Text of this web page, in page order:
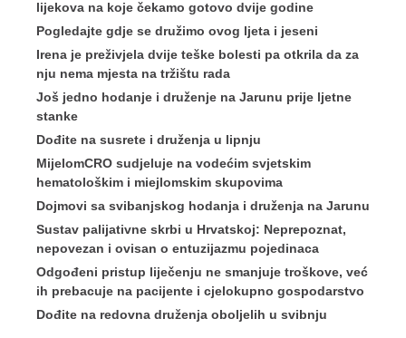
lijekova na koje čekamo gotovo dvije godine
Pogledajte gdje se družimo ovog ljeta i jeseni
Irena je preživjela dvije teške bolesti pa otkrila da za
nju nema mjesta na tržištu rada
Još jedno hodanje i druženje na Jarunu prije ljetne
stanke
Dođite na susrete i druženja u lipnju
MijelomCRO sudjeluje na vodećim svjetskim
hematološkim i miejlomskim skupovima
Dojmovi sa svibanjskog hodanja i druženja na Jarunu
Sustav palijativne skrbi u Hrvatskoj: Neprepoznat,
nepovezan i ovisan o entuzijazmu pojedinaca
Odgođeni pristup liječenju ne smanjuje troškove, već
ih prebacuje na pacijente i cjelokupno gospodarstvo
Dođite na redovna druženja oboljelih u svibnju